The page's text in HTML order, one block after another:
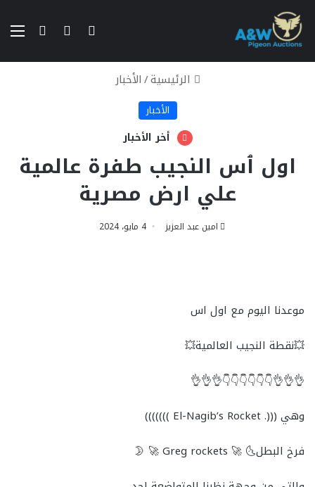
بحث عنتسجيل
إستعراض سلة
الرئيسية/الأخبار
الأخبار
أخر الأخبار
اول ٱس النجيب طفرة عالمية
علي ارض مصرية
امين عبد العزيز 4 مايو، 2024
موعدنا اليوم مع اول اس
💥نقطة النجيب العالمية💥
👌👌👌👇👇👇👇👇👇👌👌👌
وهي (((. El-Nagib’s Rocket )))))))
فرخ البطل🌜 🚀 Greg rockets 🚀 🌛